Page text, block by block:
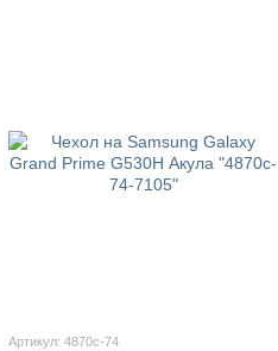
Артикул: 4870c-74